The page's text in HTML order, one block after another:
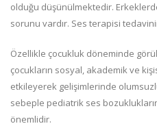
olduğu düşünülmektedir.
sorunu vardır. Ses terapisi
Özellikle çocukluk döneminde
çocukların sosyal, akademik ve
etkileyerek gelişimlerinde
sebeple pediatrik ses
önemlidir.